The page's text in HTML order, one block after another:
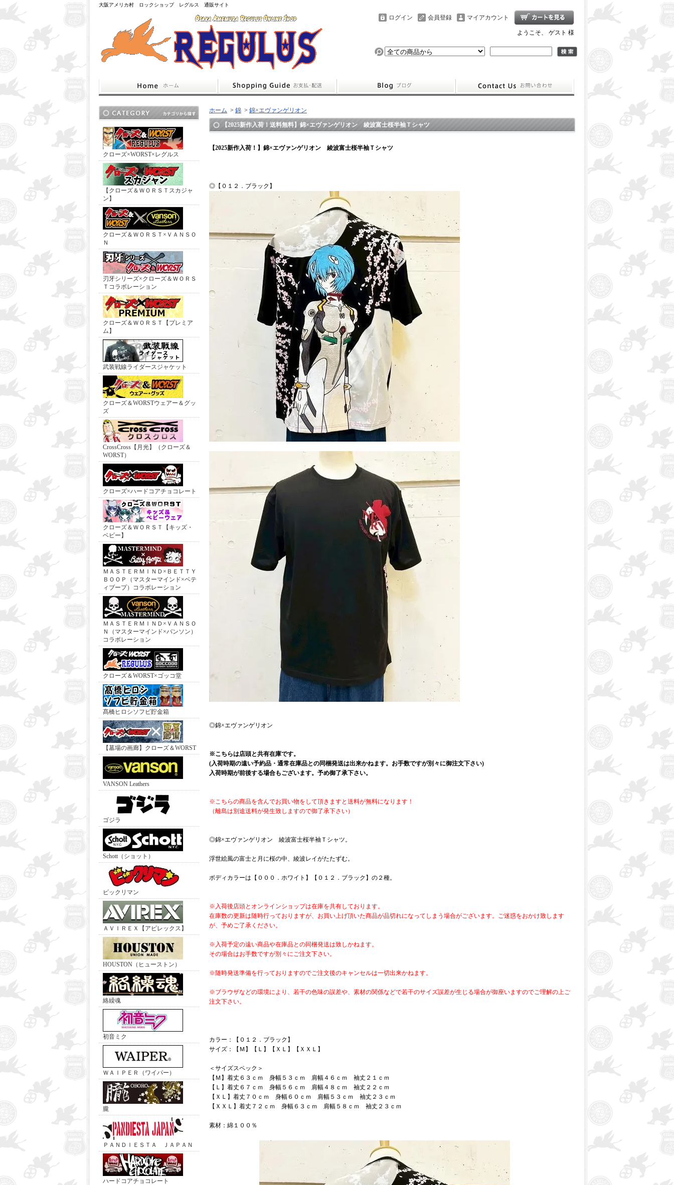
大阪アメリカ村 ロックショップ レグルス 通販サイト
マイアカウント
会員登録
ログイン
ようこそ、 ゲスト 様
クローズ×WORST×レグルス
【クローズ＆ＷＯＲＳＴスカジャ
ン】
クローズ＆ＷＯＲＳＴ×ＶＡＮＳＯ
Ｎ
刃牙シリーズ×クローズ＆ＷＯＲＳ
Ｔコラボレーション
クローズ＆ＷＯＲＳＴ【プレミア
ム】
武装戦線ライダースジャケット
クローズ＆WORSTウェアー＆グッ
ズ
CrossCross【月光】（クローズ＆
WORST）
クローズ×ハードコアチョコレート
クローズ＆ＷＯＲＳＴ【キッズ・
ベビー】
ＭＡＳＴＥＲＭＩＮＤ×ＢＥＴＴＹ
ＢＯＯＰ（マスターマインド×ベテ
ィブープ）コラボレーション
ＭＡＳＴＥＲＭＩＮＤ×ＶＡＮＳＯ
Ｎ（マスターマインド×バンソン）
コラボレーション
クローズ＆WORST×ゴッコ堂
髙橋ヒロシソフビ貯金箱
【墓場の画廊】クローズ＆WORST
VANSON Leathers
ゴジラ
Schott（ショット）
ビックリマン
ＡＶＩＲＥＸ【アビレックス】
HOUSTON（ヒューストン）
絡繰魂
初音ミク
ＷＡＩＰＥＲ（ワイパー）
朧
ＰＡＮＤＩＥＳＴＡ ＪＡＰＡＮ
ハードコアチョコレート
ホーム > 錦 > 錦×エヴァンゲリオン
【2025新作入荷！送料無料】錦×エヴァンゲリオン 綾波富士桜半袖Ｔシャツ
【2025新作入荷！】錦×エヴァンゲリオン 綾波富士桜半袖Ｔシャツ
◎【０１２．ブラック】
◎錦×エヴァンゲリオン
※こちらは店頭と共有在庫です。
(入荷時期の遠い予約品・通常在庫品との同梱発送は出来かねます。お手数ですが別々に御注文下さい)
入荷時期が前後する場合もございます。予め御了承下さい。
※こちらの商品を含んでお買い物をして頂きますと送料が無料になります！
（離島は別途送料が発生致しますので御了承下さい）
◎錦×エヴァンゲリオン 綾波富士桜半袖Ｔシャツ。
浮世絵風の富士と月に桜の中、綾波レイがたたずむ。
ボディカラーは【０００．ホワイト】【０１２．ブラック】の２種。
※入荷後店頭とオンラインショップは在庫を共有しております。
在庫数の更新は随時行っておりますが、お買い上げ頂いた商品が品切れになってしまう場合がございます。ご迷惑をおかけ致します
が、予めご了承ください。
※入荷予定の遠い商品や在庫品との同梱発送は致しかねます。
その場合はお手数ですが別々にご注文下さい。
※随時発送準備を行っておりますのでご注文後のキャンセルは一切出来かねます。
※ブラウザなどの環境により、若干の色味の誤差や、素材の関係などで若干のサイズ誤差が生じる場合が御座いますのでご理解の上ご
注文下さい。
カラー：【０１２．ブラック】
サイズ：【Ｍ】【Ｌ】【ＸＬ】【ＸＸＬ】
＜サイズスペック＞
【Ｍ】着丈６３ｃｍ 身幅５３ｃｍ 肩幅４６ｃｍ 袖丈２１ｃｍ
【Ｌ】着丈６７ｃｍ 身幅５６ｃｍ 肩幅４８ｃｍ 袖丈２２ｃｍ
【ＸＬ】着丈７０ｃｍ 身幅６０ｃｍ 肩幅５３ｃｍ 袖丈２３ｃｍ
【ＸＸＬ】着丈７２ｃｍ 身幅６３ｃｍ 肩幅５８ｃｍ 袖丈２３ｃｍ
素材：綿１００％